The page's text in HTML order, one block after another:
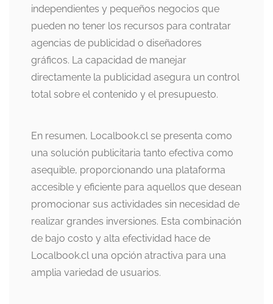
independientes y pequeños negocios que
pueden no tener los recursos para contratar
agencias de publicidad o diseñadores
gráficos. La capacidad de manejar
directamente la publicidad asegura un control
total sobre el contenido y el presupuesto.
En resumen, Localbook.cl se presenta como
una solución publicitaria tanto efectiva como
asequible, proporcionando una plataforma
accesible y eficiente para aquellos que desean
promocionar sus actividades sin necesidad de
realizar grandes inversiones. Esta combinación
de bajo costo y alta efectividad hace de
Localbook.cl una opción atractiva para una
amplia variedad de usuarios.